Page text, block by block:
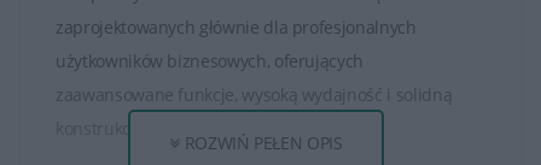
zaprojektowanych głównie dla profesjonalnych
użytkowników biznesowych, oferujących
zaawansowane funkcje, wysoką wydajność i solidną
ROZWIŃ PEŁEN OPIS